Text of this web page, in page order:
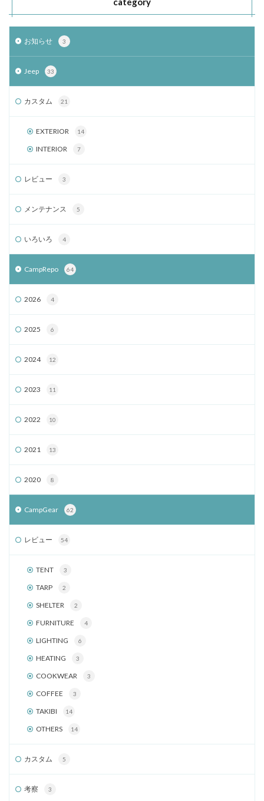
お知らせ 3
Jeep 33
カスタム 21
EXTERIOR 14
INTERIOR 7
レビュー 3
メンテナンス 5
いろいろ 4
CampRepo 64
2026 4
2025 6
2024 12
2023 11
2022 10
2021 13
2020 8
CampGear 62
レビュー 54
TENT 3
TARP 2
SHELTER 2
FURNITURE 4
LIGHTING 6
HEATING 3
COOKWEAR 3
COFFEE 3
TAKIBI 14
OTHERS 14
カスタム 5
考察 3